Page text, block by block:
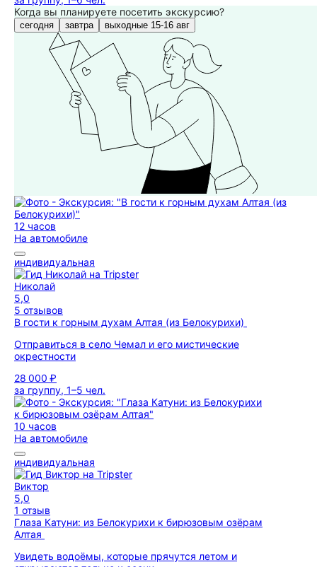
Когда вы планируете посетить экскурсию?
сегодня завтра выходные 15-16 авг
12 часов
На автомобиле
индивидуальная
Николай
5,0
5 отзывов
В гости к горным духам Алтая (из Белокурихи)
Отправиться в село Чемал и его мистические
окрестности
28 000 ₽
за группу, 1–5 чел.
10 часов
На автомобиле
индивидуальная
Виктор
5,0
1 отзыв
Глаза Катуни: из Белокурихи к бирюзовым озёрам
Алтая
Увидеть водоёмы, которые прячутся летом и